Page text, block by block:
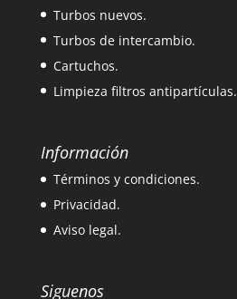
Turbos nuevos.
Turbos de intercambio.
Cartuchos.
Limpieza filtros antipartículas.
Información
Términos y condiciones.
Privacidad.
Aviso legal.
Siguenos